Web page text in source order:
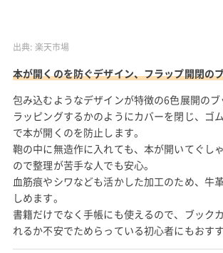
出典: 楽天市場
本が開くのを防ぐデザイン、フラップ開閉の
包み込むようなデザインが特徴の6色展開のブ
ラッピングするかのようにカバーを閉じ、ゴ
で本が開くのを防止します。
鞄の中に無造作に入れても、本が開いてぐし
ので整理が苦手な人でも安心。
血筋痕やシワなども活かした加工のため、牛
しめます。
書籍だけでなく手帳にも使えるので、ブック
れるか不安でためらっている初心者にもおすす